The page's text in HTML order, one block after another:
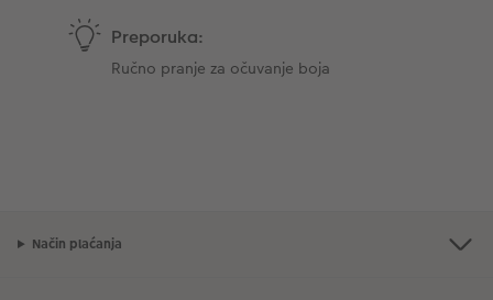
Preporuka:
Ručno pranje za očuvanje boja
Način plaćanja